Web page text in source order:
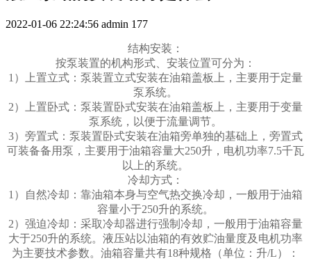
2022-01-06 22:24:56 admin 177
结构安装：
按泵装置的机构形式、安装位置可分为：
1）上置立式：泵装置立式安装在油箱盖板上，主要用于定量
泵系统。
2）上置卧式：泵装置卧式安装在油箱盖板上，主要用于变量
泵系统，以便于流量调节。
3）旁置式：泵装置卧式安装在油箱旁单独的基础上，旁置式
可装备备用泵，主要用于油箱容量大250升，电机功率7.5千瓦
以上的系统。
冷却方式：
1）自然冷却：靠油箱本身与空气热交换冷却，一般用于油箱
容量小于250升的系统。
2）强迫冷却：采取冷却器进行强制冷却，一般用于油箱容量
大于250升的系统。液压站以油箱的有效贮油量度及电机功率
为主要技术参数。油箱容量共有18种规格（单位：升/L）：